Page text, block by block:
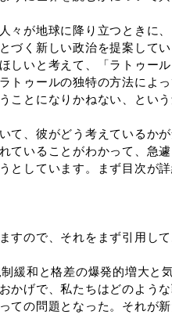
が地球に降り立つときに
づく新しい政治を提案して
しいと考えて、「ラトゥー
トゥールの独特の方法によ
ことになりかねない、とい
、彼がどう考えているか
ていることがわかって、急
としています。まず目次が
ので、それをまず引用し
緩和と格差の爆発的増大と
かげで、私たちはどのよう
ての問題となった。それが